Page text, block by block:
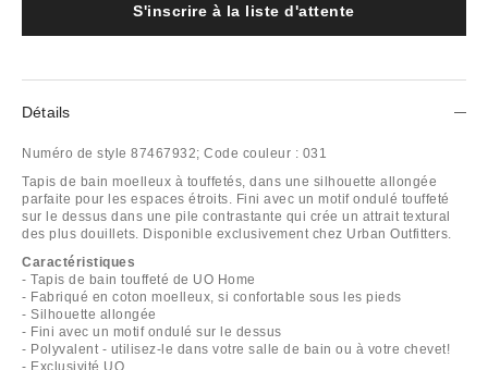
S'inscrire à la liste d'attente
Détails
Numéro de style 87467932; Code couleur : 031
Tapis de bain moelleux à touffetés, dans une silhouette allongée
parfaite pour les espaces étroits. Fini avec un motif ondulé touffeté
sur le dessus dans une pile contrastante qui crée un attrait textural
des plus douillets. Disponible exclusivement chez Urban Outfitters.
Caractéristiques
- Tapis de bain touffeté de UO Home
- Fabriqué en coton moelleux, si confortable sous les pieds
- Silhouette allongée
- Fini avec un motif ondulé sur le dessus
- Polyvalent - utilisez-le dans votre salle de bain ou à votre chevet!
- Exclusivité UO